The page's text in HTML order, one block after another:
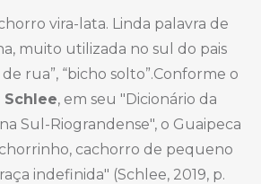
vira-lata. Linda palavra de
muito utilizada no sul do pais
rua”, “bicho solto”.Conforme o
, em seu "Dicionário da
Sul-Riograndense", o Guaipeca
cachorro de pequeno
indefinida" (Schlee, 2019, p.